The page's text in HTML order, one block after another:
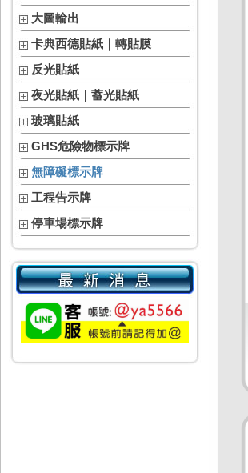
大圖輸出
卡典西德貼紙｜轉貼膜
反光貼紙
夜光貼紙｜蓄光貼紙
玻璃貼紙
GHS危險物標示牌
無障礙標示牌
工程告示牌
停車場標示牌